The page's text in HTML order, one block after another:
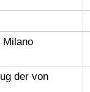
Milano
der von